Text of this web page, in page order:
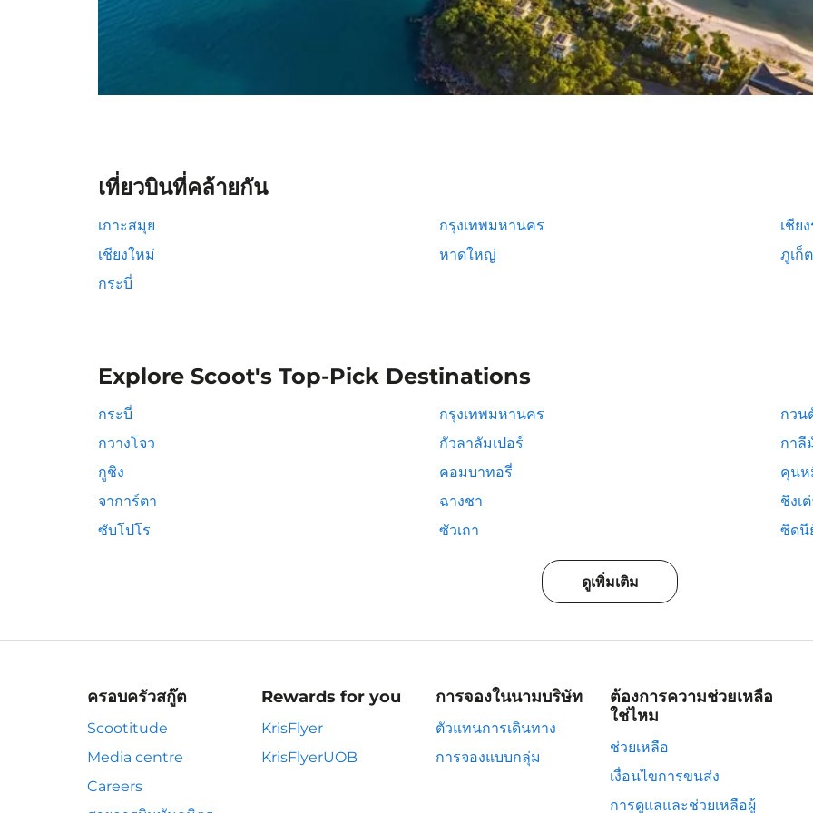
เที่ยวบินที่คล้ายกัน
เกาะสมุย กรุงเทพมหานคร
เชีย
เชียงใหม่
หาดใหญ่
ภูเก็ต
กระบี่
Explore Scoot's Top-Pick Destinations
กระบี่ กรุงเทพมหานคร
กวน
กวางโจว
กัวลาลัมเปอร์
กาลี
กูชิง
คอมบาทอรี่
คุนห
จาการ์ตา
ฉางชา
ชิงเ
ซับโปโร
ซัวเถา ซิดนี
ดูเพิ่มเติม
ครอบครัวสกู๊ต
Scootitude
Media centre
Careers
Rewards for you
KrisFlyer
KrisFlyerUOB
การจองในนามบริษัท
ตัวแทนการเดินทาง
การจองแบบกลุ่ม
ต้องการความช่วยเหลือ
ใช่ไหม
ช่วยเหลือ
เงื่อนไขการขนส่ง
การดูแลและช่วยเหลือผู้